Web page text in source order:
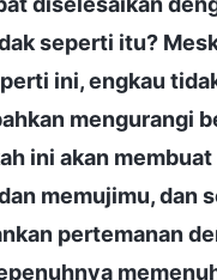
seperti itu?
ini, engkau
mengurangi
ini akan
memujimu, dan
pertemanan